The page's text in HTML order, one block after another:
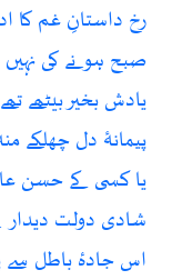
رخ داستانِ غم کا
صبح ہونے کی
یادش بخیر بیٹھے
پیمانۂ دل چھلکے
یا کسی کے حسن
شادی دولت دیدار
اس جادۂ باطل سے